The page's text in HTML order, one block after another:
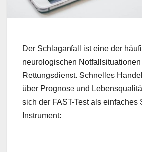
Der Schlaganfall ist eine der
neurologischen Notfallsituationen
Rettungsdienst. Schnelles
über Prognose und
sich der FAST-Test als einfaches
Instrument: